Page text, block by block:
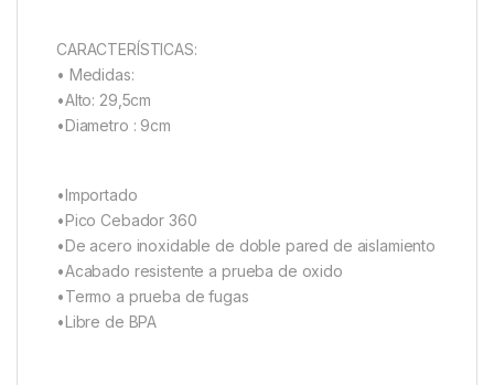
CARACTERÍSTICAS:
• Medidas:
•Alto: 29,5cm
•Diametro : 9cm
•Importado
•Pico Cebador 360
•De acero inoxidable de doble pared de aislamiento
•Acabado resistente a prueba de oxido
•Termo a prueba de fugas
•Libre de BPA